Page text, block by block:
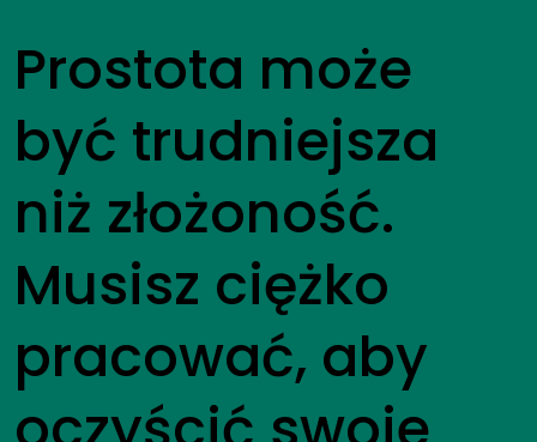
Prostota może
być trudniejsza
niż złożoność.
Musisz ciężko
pracować, aby